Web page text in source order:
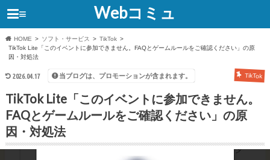
Webコミュ
≡
HOME ソフト・サービス
TikTok
TikTok Lite「このイベントに参加できません。FAQとゲームルールをご確認ください」の原
因・対処法
2026.04.17 TikTok
当ブログは、プロモーションが含まれます。
TikTok Lite「このイベントに参加できません。
FAQとゲームルールをご確認ください」の原
因・対処法